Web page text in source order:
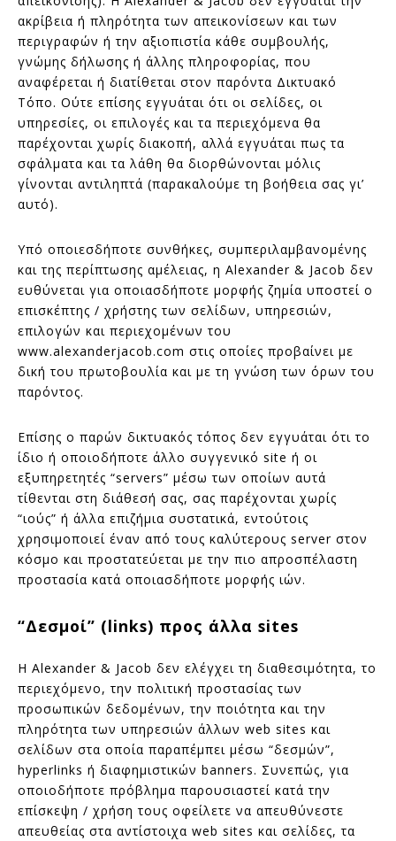
ακρίβεια ή πληρότητα των απεικονίσεων και των
περιγραφών ή την αξιοπιστία κάθε συμβουλής,
γνώμης δήλωσης ή άλλης πληροφορίας, που
αναφέρεται ή διατίθεται στον παρόντα Δικτυακό
Τόπο. Ούτε επίσης εγγυάται ότι οι σελίδες, οι
υπηρεσίες, οι επιλογές και τα περιεχόμενα θα
παρέχονται χωρίς διακοπή, αλλά εγγυάται πως τα
σφάλματα και τα λάθη θα διορθώνονται μόλις
γίνονται αντιληπτά (παρακαλούμε τη βοήθεια σας γι’
αυτό).
Υπό οποιεσδήποτε συνθήκες, συμπεριλαμβανομένης
και της περίπτωσης αμέλειας, η Alexander & Jacob δεν
ευθύνεται για οποιασδήποτε μορφής ζημία υποστεί ο
επισκέπτης / χρήστης των σελίδων, υπηρεσιών,
επιλογών και περιεχομένων του
www.alexanderjacob.com στις οποίες προβαίνει με
δική του πρωτοβουλία και με τη γνώση των όρων του
παρόντος.
Επίσης ο παρών δικτυακός τόπος δεν εγγυάται ότι το
ίδιο ή οποιοδήποτε άλλο συγγενικό site ή οι
εξυπηρετητές “servers” μέσω των οποίων αυτά
τίθενται στη διάθεσή σας, σας παρέχονται χωρίς
“ιούς” ή άλλα επιζήμια συστατικά, εντούτοις
χρησιμοποιεί έναν από τους καλύτερους server στον
κόσμο και προστατεύεται με την πιο απροσπέλαστη
προστασία κατά οποιασδήποτε μορφής ιών.
“Δεσμοί” (links) προς άλλα sites
Η Alexander & Jacob δεν ελέγχει τη διαθεσιμότητα, το
περιεχόμενο, την πολιτική προστασίας των
προσωπικών δεδομένων, την ποιότητα και την
πληρότητα των υπηρεσιών άλλων web sites και
σελίδων στα οποία παραπέμπει μέσω “δεσμών”,
hyperlinks ή διαφημιστικών banners. Συνεπώς, για
οποιοδήποτε πρόβλημα παρουσιαστεί κατά την
επίσκεψη / χρήση τους οφείλετε να απευθύνεστε
απευθείας στα αντίστοιχα web sites και σελίδες, τα